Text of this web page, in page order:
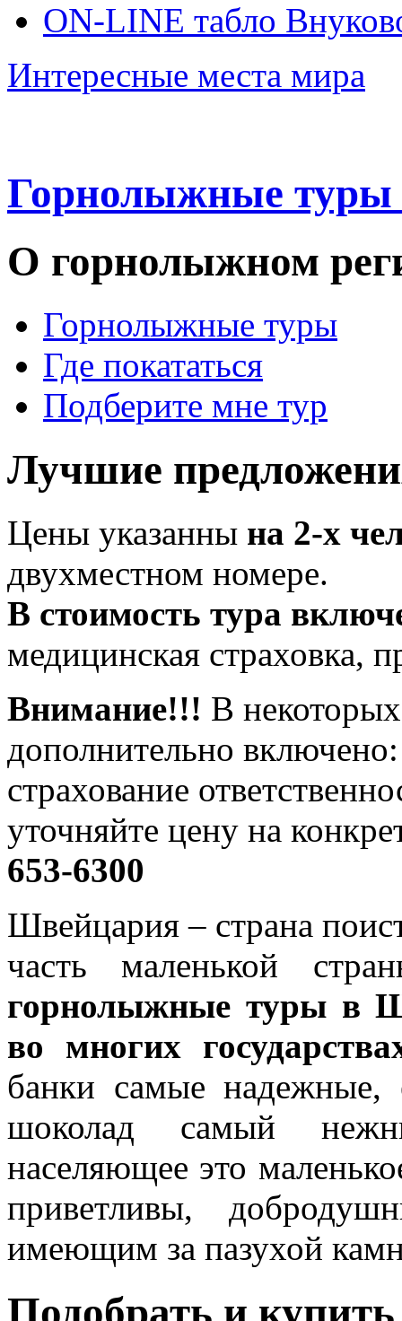
ON-LINE табло
Интересные места мира
Горнолыжные
О горнолыжном
Горнолыжные туры
Где покататься
Подберите мне тур
Лучшие
Цены указанны на 2-х
двухместном номере.
В стоимость тура
медицинская страховка,
Внимание!!! В
дополнительно
страхование
уточняйте цену на
653-6300
Швейцария – страна
часть маленькой
горнолыжные туры в
во многих
банки самые
шоколад самый
населяющее это
приветливы,
имеющим за пазухой